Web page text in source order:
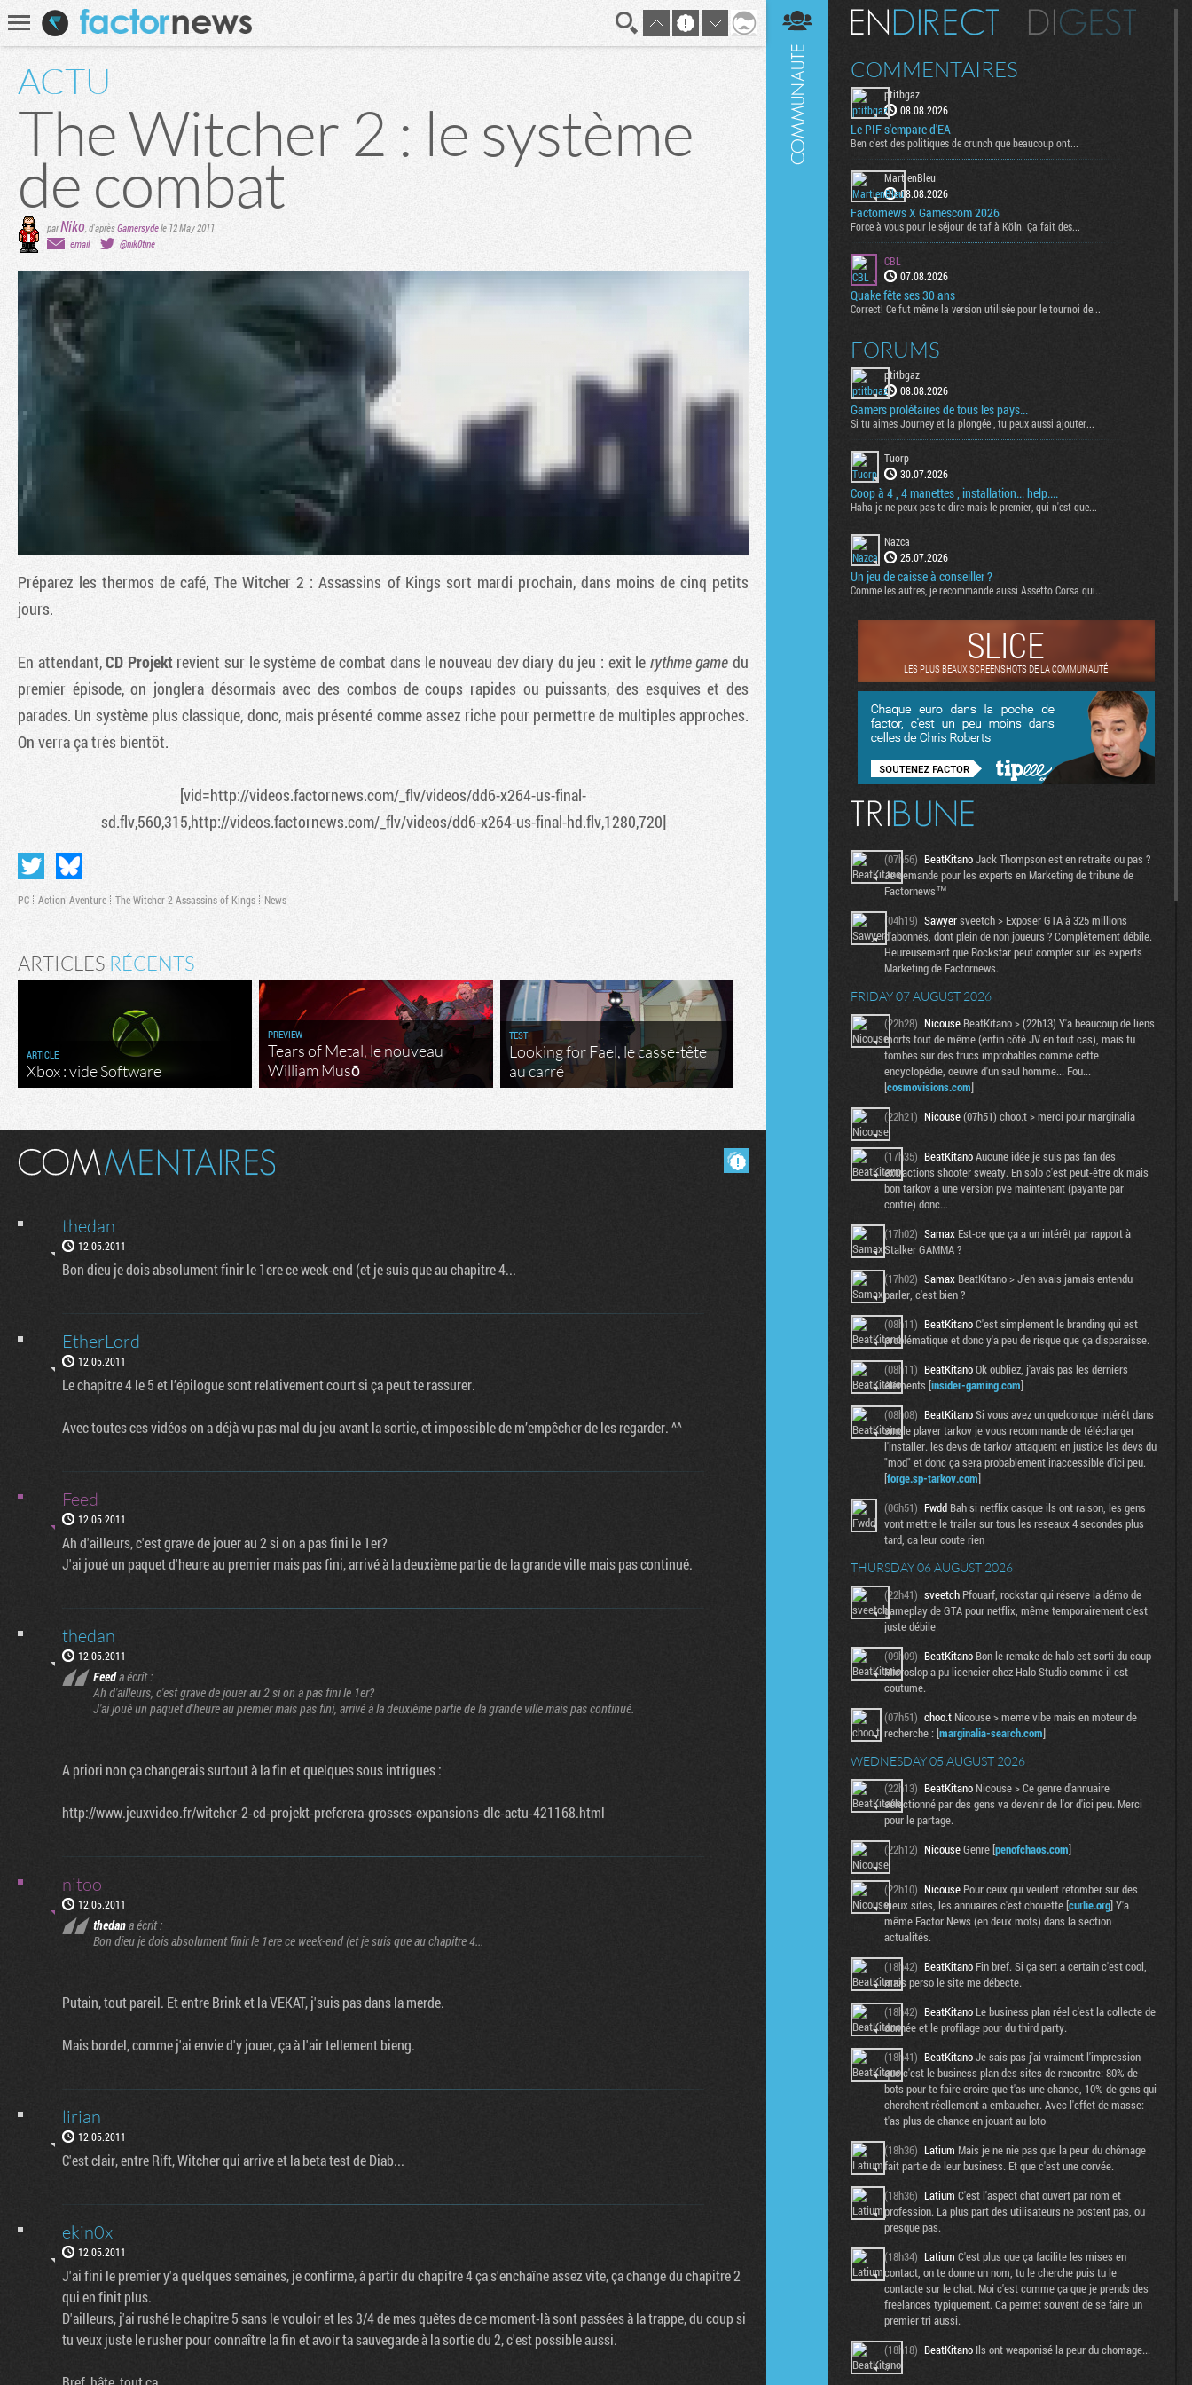
Recherche
ACTU
The Witcher 2 : le système
de combat
parNiko, d'aprèsGamersydele 12 May 2011
email
@nik0tine
Préparez les thermos de café,The Witcher 2 : Assassins of Kings sort mardi prochain, dans moins de cinq petits
jours.
En attendant,CD Projektrevient sur le système de combat dans le nouveau dev diary du jeu : exit le rythme game du
premier épisode, on jonglera désormais avec des combos de coups rapides ou puissants, des esquives et des
parades. Un système plus classique, donc, mais présenté comme assez riche pour permettre de multiples approches.
On verra ça très bientôt.
[vid=http://videos.factornews.com/_flv/videos/dd6-x264-us-final-
sd.flv,560,315,http://videos.factornews.com/_flv/videos/dd6-x264-us-final-hd.flv,1280,720]
PC Action-Aventure The Witcher 2 Assassins of Kings News
ARTICLES RÉCENTS
ARTICLE
Xbox : vide Software
PREVIEW
Tears of Metal, le nouveau
William Musō
TEST
Looking for Fael, le casse-tête
au carré
thedan
12.05.2011
Bon dieu je dois absolument finir le 1ere ce week-end (et je suis que au chapitre 4...
EtherLord
12.05.2011
Le chapitre 4 le 5 et l’épilogue sont relativement court si ça peut te rassurer.
Avec toutes ces vidéos on a déjà vu pas mal du jeu avant la sortie, et impossible de m’empêcher de les regarder. ^^
Feed
12.05.2011
Ah d'ailleurs, c'est grave de jouer au 2 si on a pas fini le 1er?
J'ai joué un paquet d'heure au premier mais pas fini, arrivé à la deuxième partie de la grande ville mais pas continué.
thedan
12.05.2011
Feeda écrit :
Ah d'ailleurs, c'est grave de jouer au 2 si on a pas fini le 1er?
J'ai joué un paquet d'heure au premier mais pas fini, arrivé à la deuxième partie de la grande ville mais pas continué.
A priori non ça changerais surtout à la fin et quelques sous intrigues :
http://www.jeuxvideo.fr/witcher-2-cd-projekt-preferera-grosses-expansions-dlc-actu-421168.html
nitoo
12.05.2011
thedana écrit :
Bon dieu je dois absolument finir le 1ere ce week-end (et je suis que au chapitre 4...
Putain, tout pareil. Et entre Brink et la VEKAT, j'suis pas dans la merde.
Mais bordel, comme j'ai envie d'y jouer, ça à l'air tellement bieng.
lirian
12.05.2011
C'est clair, entre Rift, Witcher qui arrive et la beta test de Diab...
ekin0x
12.05.2011
J'ai fini le premier y'a quelques semaines, je confirme, à partir du chapitre 4 ça s'enchaîne assez vite, ça change du chapitre 2
qui en finit plus.
D'ailleurs, j'ai rushé le chapitre 5 sans le vouloir et les 3/4 de mes quêtes de ce moment-là sont passées à la trappe, du coup si
tu veux juste le rusher pour connaître la fin et avoir ta sauvegarde à la sortie du 2, c'est possible aussi.
En direct Digest
COMMENTAIRES
ptitbgaz
08.08.2026
Le PIF s'empare d'EA
Ben c'est des politiques de crunch que beaucoup ont...
MartienBleu
08.08.2026
Factornews X Gamescom 2026
Force à vous pour le séjour de taf à Köln. Ça fait des...
CBL
07.08.2026
Quake fête ses 30 ans
Correct! Ce fut même la version utilisée pour le tournoi de...
FORUMS
ptitbgaz
08.08.2026
Gamers prolétaires de tous les pays...
Si tu aimes Journey et la plongée , tu peux aussi ajouter...
Tuorp
30.07.2026
Coop à 4 , 4 manettes , installation... help....
Haha je ne peux pas te dire mais le premier, qui n'est que...
Nazca
25.07.2026
Un jeu de caisse à conseiller ?
Comme les autres, je recommande aussi Assetto Corsa qui...
SLICE
LES PLUS BEAUX SCREENSHOTS DE LA COMMUNAUTÉ
(07h56) BeatKitanoJack Thompson est en retraite ou pas ?
Je demande pour les experts en Marketing de tribune de
Factornews™
(04h19) Sawyersveetch > Exposer GTA à 325 millions
d'abonnés, dont plein de non joueurs ? Complètement débile.
Heureusement que Rockstar peut compter sur les experts
Marketing de Factornews.
FRIDAY 07 AUGUST 2026
(22h28) Nicouse BeatKitano > (22h13) Y'a beaucoup de liens
morts tout de même (enfin côté JV en tout cas), mais tu
tombes sur des trucs improbables comme cette
encyclopédie, oeuvre d'un seul homme... Fou...
[cosmovisions.com]
(22h21) Nicouse(07h51) choo.t > merci pour marginalia
(17h35) BeatKitanoAucune idée je suis pas fan des
extractions shooter sweaty. En solo c'est peut-être ok mais
bon tarkov a une version pve maintenant (payante par
contre) donc...
(17h02) Samax Est-ce que ça a un intérêt par rapport à
Stalker GAMMA ?
(17h02) Samax BeatKitano > J'en avais jamais entendu
parler, c'est bien ?
(08h11) BeatKitanoC'est simplement le branding qui est
problématique et donc y'a peu de risque que ça disparaisse.
(08h11) BeatKitanoOk oubliez, j'avais pas les derniers
éléments [insider-gaming.com]
(08h08) BeatKitanoSi vous avez un quelconque intérêt dans
single player tarkov je vous recommande de télécharger
l'installer. les devs de tarkov attaquent en justice les devs du
"mod" et donc ça sera probablement inaccessible d'ici peu.
[forge.sp-tarkov.com]
(06h51) Fwdd Bah si netflix casque ils ont raison, les gens
vont mettre le trailer sur tous les reseaux 4 secondes plus
tard, ca leur coute rien
THURSDAY 06 AUGUST 2026
(22h41) sveetch Pfouarf, rockstar qui réserve la démo de
gameplay de GTA pour netflix, même temporairement c'est
juste débile
(09h09) BeatKitano Bon le remake de halo est sorti du coup
Microslop a pu licencier chez Halo Studio comme il est
coutume.
(07h51) choo.t Nicouse > meme vibe mais en moteur de
recherche : [marginalia-search.com]
WEDNESDAY 05 AUGUST 2026
(22h13) BeatKitano Nicouse > Ce genre d'annuaire
sélectionné par des gens va devenir de l'or d'ici peu. Merci
pour le partage.
(22h12) NicouseGenre [penofchaos.com]
(22h10) Nicouse Pour ceux qui veulent retomber sur des
vieux sites, les annuaires c'est chouette [curlie.org] Y'a
même Factor News (en deux mots) dans la section
actualités.
(18h42) BeatKitano Fin bref. Si ça sert a certain c'est cool,
mais perso le site me débecte.
(18h42) BeatKitano Le business plan réel c'est la collecte de
donnée et le profilage pour du third party.
(18h41) BeatKitanoJe sais pas j'ai vraiment l'impression
que c'est le business plan des sites de rencontre: 80% de
bots pour te faire croire que t'as une chance, 10% de gens qui
cherchent réellement a embaucher. Avec l'effet de masse:
t'as plus de chance en jouant au loto
(18h36) Latium Mais je ne nie pas que la peur du chômage
fait partie de leur business. Et que c'est une corvée.
(18h36) Latium C'est l'aspect chat ouvert par nom et
profession. La plus part des utilisateurs ne postent pas, ou
presque pas.
(18h34) Latium C'est plus que ça facilite les mises en
contact, on te donne un nom, tu le cherche puis tu le
contacte sur le chat. Moi c'est comme ça que je prends des
freelances typiquement. Ca permet souvent de se faire un
premier tri aussi.
(18h18) BeatKitano Ils ont weaponisé la peur du chomage...
:/